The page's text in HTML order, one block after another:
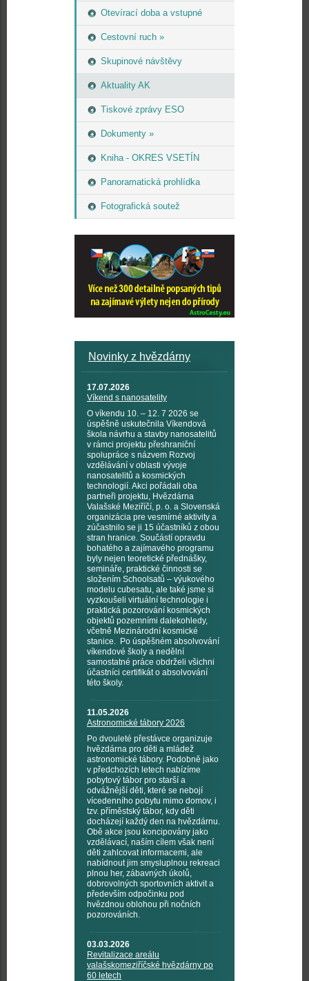
Otevírací doba a vstupné
Cestovní ruch »
Skupinové návštěvy
Aktuality AK
Tiskové zprávy ESO
Dokumenty »
Kniha - OKRES VSETÍN
Panoramatická prohlídka
Fotografická soutež
Novinky z hvězdárny
17.07.2026
Víkend s nanosatelity
O víkendu 10. – 12. 7 2026 se
úspěšně uskutečnila Víkendová
škola návrhu a stavby nanosatelitů
v rámci projektu přeshraniční
spolupráce s názvem Rozvoj
vzdělávání v oblasti vývoje
nanosatelitů a kosmických
technologií. Akci pořádali oba
partneři projektu, Hvězdárna
Valašské Meziříčí, p. o. a Slovenská
organizácia pre vesmírné aktivity a
zúčastnilo se ji 15 účastníků z obou
stran hranice. Součástí opravdu
bohatého a zajímavého programu
byly nejen teoretické přednášky,
semináře, praktické činnosti se
složením Schoolsatů – výukového
modelu cubesatu, ale také jsme si
vyzkoušeli virtuální technologie i
praktická pozorování kosmických
objektů pozemními dalekohledy,
včetně Mezinárodní kosmické
stanice. Po úspěšném absolvování
víkendové školy a nedělní
samostatné práce obdrželi všichni
účastníci certifikát o absolvování
této školy.
11.05.2026
Astronomické tábory 2026
Po dvouleté přestávce organizuje
hvězdárna pro děti a mládež
astronomické tábory. Podobně jako
v předchozích letech nabízíme
pobytový tábor pro starší a
odvážnější děti, které se nebojí
vícedenního pobytu mimo domov, i
tzv. příměstský tábor, kdy děti
docházejí každý den na hvězdárnu.
Obě akce jsou koncipovány jako
vzdělávací, naším cílem však není
děti zahlcovat informacemi, ale
nabídnout jim smysluplnou rekreaci
plnou her, zábavných úkolů,
dobrovolných sportovních aktivit a
především odpočinku pod
hvězdnou oblohou při nočních
pozorováních.
03.03.2026
Revitalizace areálu
valašskomeziříčské hvězdárny po
60 letech